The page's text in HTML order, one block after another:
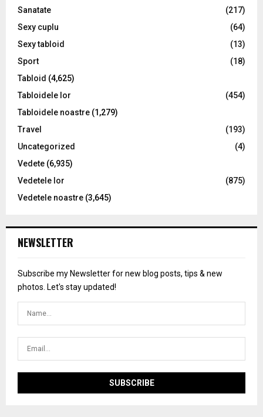
Sanatate
(217)
Sexy cuplu
(64)
Sexy tabloid
(13)
Sport
(18)
Tabloid (4,625)
Tabloidele lor
(454)
Tabloidele noastre (1,279)
Travel
(193)
Uncategorized
(4)
Vedete (6,935)
Vedetele lor
(875)
Vedetele noastre (3,645)
NEWSLETTER
Subscribe my Newsletter for new blog posts, tips & new
photos. Let's stay updated!